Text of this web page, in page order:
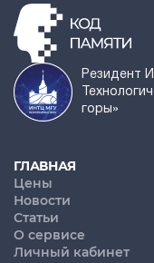
Резидент
горы»
ГЛАВНАЯ
Цены
Новости
Статьи
О сервисе
Личный кабинет